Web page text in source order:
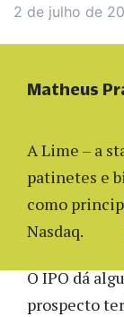
2 de julho de
A Lime – a
patinetes e
como
Nasdaq.
O IPO dá
prospecto
Matheus